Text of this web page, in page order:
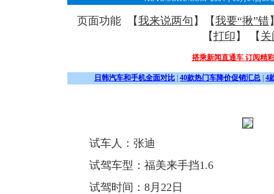
页面功能 【我来说两句 】【我要“揪”错
【打印 】 【 关
搭乘新闻直通车 订阅精
日韩汽车和手机全面对比 40款热门车降价促销汇总 4
试车人：张迪
试驾车型：福美来手挡1.6
试驾时间：8月22日